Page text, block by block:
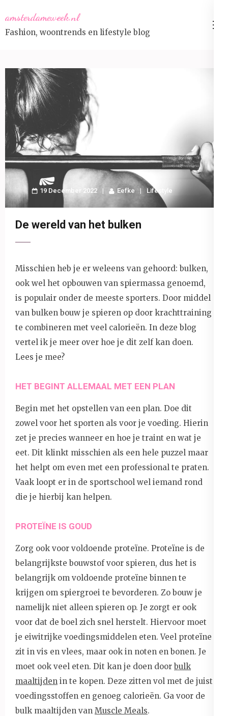
to
content
Enter)
amsterdameweek.nl
Fashion, woontrends en lifestyle blog
19 December 2022 Eefke Lifestyle
De wereld van het bulken
Misschien heb je er weleens van gehoord: bulken,
ook wel het opbouwen van spiermassa genoemd,
is populair onder de meeste sporters. Door middel
van bulken bouw je spieren op door krachttraining
te combineren met veel calorieën. In deze blog
vertel ik je meer over hoe je dit zelf kan doen.
Lees je mee?
HET BEGINT ALLEMAAL MET EEN PLAN
Begin met het opstellen van een plan. Doe dit
zowel voor het sporten als voor je voeding. Hierin
zet je precies wanneer en hoe je traint en wat je
eet. Dit klinkt misschien als een hele puzzel maar
het helpt om even met een professional te praten.
Vaak loopt er in de sportschool wel iemand rond
die je hierbij kan helpen.
PROTEÏNE IS GOUD
Zorg ook voor voldoende proteïne. Proteïne is de
belangrijkste bouwstof voor spieren, dus het is
belangrijk om voldoende proteïne binnen te
krijgen om spiergroei te bevorderen. Zo bouw je
namelijk niet alleen spieren op. Je zorgt er ook
voor dat de boel zich snel herstelt. Hiervoor moet
je eiwitrijke voedingsmiddelen eten. Veel proteïne
zit in vis en vlees, maar ook in noten en bonen. Je
moet ook veel eten. Dit kan je doen doorbulk
maaltijden in te kopen. Deze zitten vol met de juist
voedingsstoffen en genoeg calorieën. Ga voor de
bulk maaltijden van Muscle Meals.